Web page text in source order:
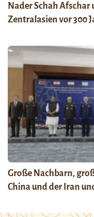
Nader Schah Afschar
Zentralasien vor 300
Große Nachbarn,
China und der Iran